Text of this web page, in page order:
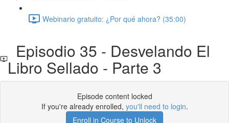
Webinario gratuito: ¿Por qué ahora? (35:00)
Episodio 35 - Desvelando El
Libro Sellado - Parte 3
Episode content locked
If you're already enrolled, you'll need to login.
Enroll in Course to Unlock